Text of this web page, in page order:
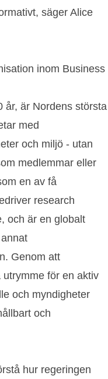
säger Alice
inom Business
år, är Nordens största
med
och miljö - utan
medlemmar eller
en av få
research
och är en globalt
Genom att
för en aktiv
och myndigheter
och
hur regeringen